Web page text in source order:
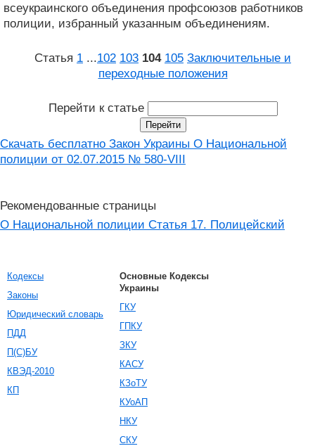
всеукраинского объединения профсоюзов работников
полиции, избранный указанным объединениям.
Статья 1 ...102 103 104 105 Заключительные и
переходные положения
Перейти к статье
Скачать бесплатно Закон Украины О Национальной
полиции от 02.07.2015 № 580-VIII
Рекомендованные страницы
О Национальной полиции Статья 17. Полицейский
Кодексы
Законы
Юридический словарь
ПДД
П(С)БУ
КВЭД-2010
КП
Основные Кодексы
Украины
ГКУ
ГПКУ
ЗКУ
КАСУ
КЗоТУ
КУоАП
НКУ
СКУ